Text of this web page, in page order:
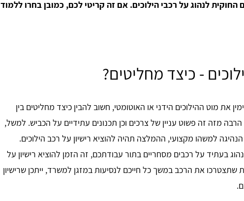
החוקית לנהוג על רכבי הילוכים. אם זה קריטי לכם, כמובן בחרו ללמוד
- כיצד מחליטים?
את מוט ההילוכים הידני או האוטומטי, חשוב להבין כיצד מחליטים בין
מזה זה פשוט עניין של צרכים וכן תכנונים עתידיים על הכביש. למשל,
למשהו מקצועי, ההמלצה תהיה להוציא רישיון על רכב הילוכים.
בעתיד על רכבים מסחריים בתור עבודתכם, זה הזמן להוציא רישיון על
שתצטרכו את הרכב במשך כל חייכם לנסיעות במזגן למשרד, ייתכן שרישיון